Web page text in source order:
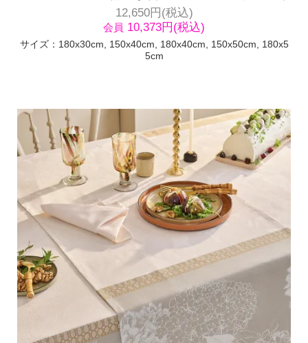
12,650円(税込)
会員 10,373円(税込)
サイズ：180x30cm, 150x40cm, 180x40cm, 150x50cm, 180x5
5cm